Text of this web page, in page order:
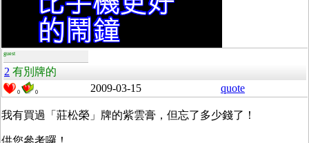
guest
2 有別牌的
0 0 2009-03-15 quote
我有買過「莊松榮」牌的紫雲膏，但忘了多少錢了！